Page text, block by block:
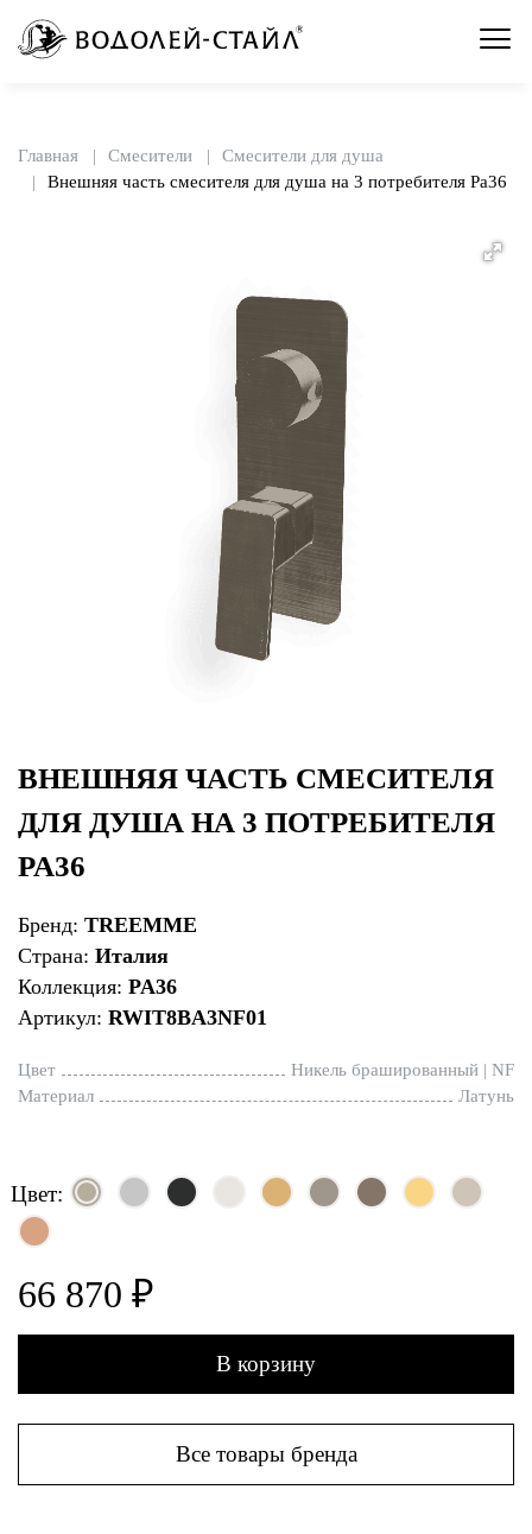
Главная Смесители
Смесители для душа
Внешняя часть смесителя для душа на 3 потребителя Pa36
ВНЕШНЯЯ ЧАСТЬ СМЕСИТЕЛЯ
ДЛЯ ДУША НА 3 ПОТРЕБИТЕЛЯ
PA36
Бренд: TREEMME
Страна: Италия
Коллекция: PA36
Артикул: RWIT8BA3NF01
Цвет
Никель брашированный | NF
Материал
Латунь
Цвет:
66 870 ₽
В корзину
Все товары бренда